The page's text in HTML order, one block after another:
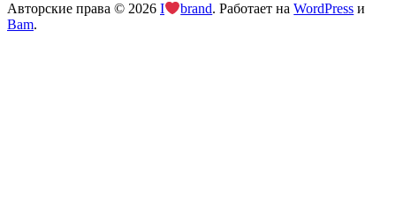
Авторские права © 2026 I brand. Работает наWordPress и
Bam.